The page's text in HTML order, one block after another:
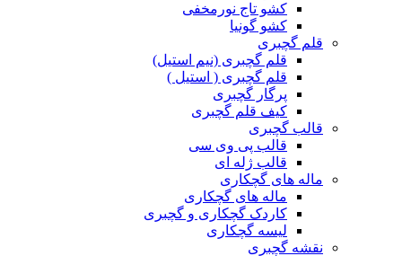
کشو تاج نورمخفی
کشو گونیا
قلم گچبری
قلم گچبری (نیم استیل)
قلم گچبری ( استیل )
پرگار گچبری
کیف قلم گچبری
قالب گچبری
قالب پی وی سی
قالب ژله ای
ماله های گچکاری
ماله های گچکاری
کاردک گچکاری و گچبری
لیسه گچکاری
نقشه گچبری